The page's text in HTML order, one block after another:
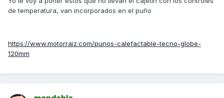
de temperatura, van incorporados en el puño
https://www.motorraiz.com/punos-calefactable-tecno-globe-
120mm